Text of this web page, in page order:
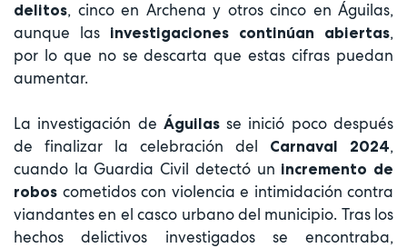
delitos, cinco en Archena y otros cinco en Águilas,
aunque las investigaciones continúan abiertas,
por lo que no se descarta que estas cifras puedan
aumentar.
La investigación de Águilasse inició poco después
de finalizar la celebración del Carnaval 2024,
cuando la Guardia Civil detectó un incremento de
robos cometidos con violencia e intimidación contra
viandantes en el casco urbano del municipio. Tras los
hechos delictivos investigados se encontraba,